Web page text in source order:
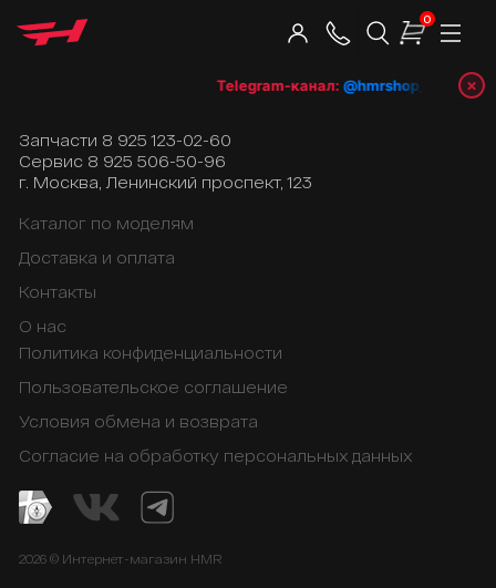
0
Telegram-канал: @hmrshop_ru 👈×
Запчасти 8 925 123-02-60
Сервис 8 925 506-50-96
г. Москва, Ленинский проспект, 123
Каталог по моделям
Доставка и оплата
Контакты
О нас
Политика конфиденциальности
Пользовательское соглашение
Условия обмена и возврата
Согласие на обработку персональных данных
2026 © Интернет-магазин HMR